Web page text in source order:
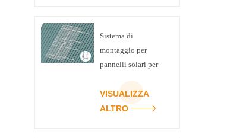
Sistema di
montaggio per
pannelli solari per
VISUALIZZA
ALTRO